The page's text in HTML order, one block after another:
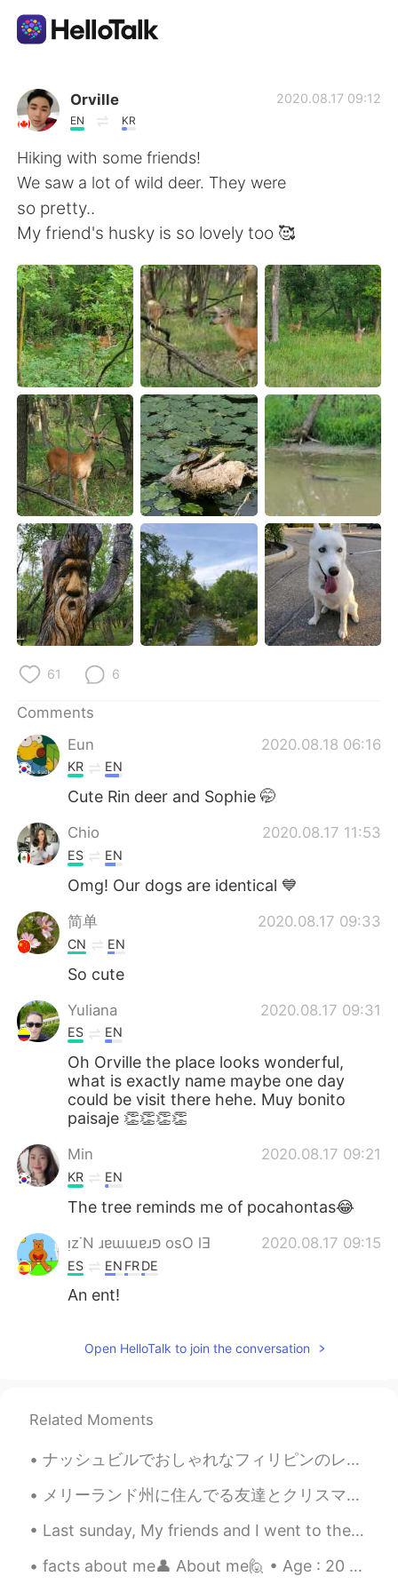
Language Exchange App
AI Grammar Checker
English
简体中文 繁體中文
Español العربية
Français Deutsch
日本語 한국어
Русский ไทย
Indonesia Italiano
Türkçe Tiếng Việt
Português
Orville
EN KR
2020.08.17 09:12
Hiking with some friends!
We saw a lot of wild deer. They were
so pretty..
My friend's husky is so lovely too 🥰
61 6
Comments
Eun
2020.08.18 06:16
KR EN
Cute Rin deer and Sophie 🤭
Chio 2020.08.17 11:53
ES EN
Omg! Our dogs are identical 💙
简单 2020.08.17 09:33
CN EN
So cute
Yuliana 2020.08.17 09:31
ES EN
Oh Orville the place looks wonderful,
what is exactly name maybe one day
could be visit there hehe. Muy bonito
paisaje 👏👏👏👏
Min 2020.08.17 09:21
KR EN
The tree reminds me of pocahontas😂
ᴉz˙N ɹɐɯɯɐɹפ osO lƎ 2020.08.17 09:15
ES EN FRDE
An ent!
Open HelloTalk to join the conversation
Related Moments
ナッシュビルでおしゃれなフィリピンのレストランを見つけました！😳 全部が食べられるかな？ フィリピン料理は目茶苦茶美味しいのに全然ヘルシーじゃない。これは海で泳ぐの後の食べ物が完璧です。だから高...
メリーランド州に住んでる友達とクリスマスをお祝いしました。友達と私の写真を撮りながら、、彼女の息子さんも写真に写りたがっています。彼は走りてカメラの前にに立ちました。彼のお母さんはもう見えなかった。😂
Last sunday, My friends and I went to the beach for a day, it took a 4-hour drive back and forth ...
facts about me👤 About me🙋 • Age : 20 • Where are you from?: Philippines • Height : 168cm • Ey...